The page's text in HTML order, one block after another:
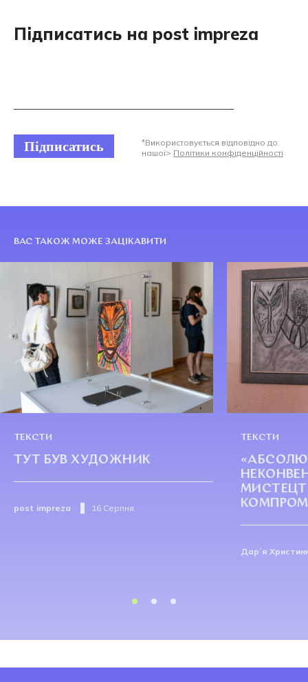
Підписатись на post impreza
Підписатись
*Використовується відповідно до
нашої> Політики конфіденційності
ВАС ТАКОЖ МОЖЕ ЗАЦІКАВИТИ
ТЕКСТИ
ТУТ БУВ ХУДОЖНИК
post impreza 16 Серпня
ТЕКСТИ
Дарʼя